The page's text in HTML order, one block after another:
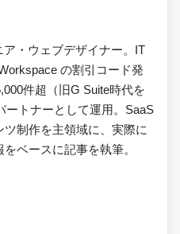
・ウェブデザイナー。IT
の割引コード発
件超（旧G Suite時代を
ートナーとして運用。SaaS
制作を主領域に、実際に
ベースに記事を執筆。